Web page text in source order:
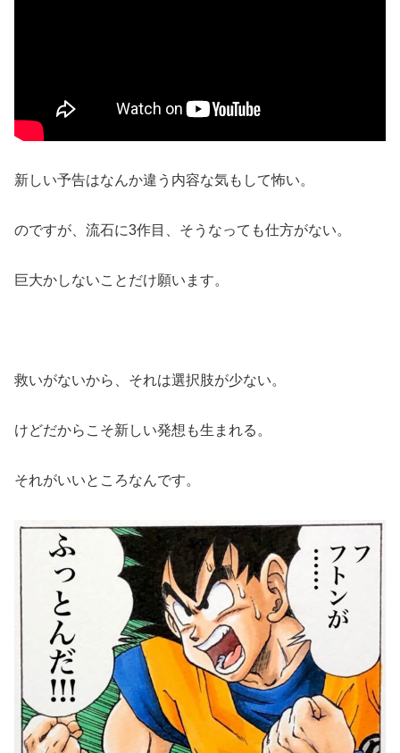
新しい予告はなんか違う内容な気もして怖い。
のですが、流石に3作目、そうなっても仕方がない。
巨大かしないことだけ願います。
救いがないから、それは選択肢が少ない。
けどだからこそ新しい発想も生まれる。
それがいいところなんです。